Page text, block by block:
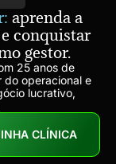
aprenda a
conquistar
gestor.
25 anos de
do operacional e
lucrativo,
CLÍNICA